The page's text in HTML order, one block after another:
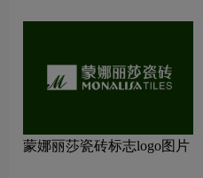
蒙娜丽莎瓷砖标志logo图片